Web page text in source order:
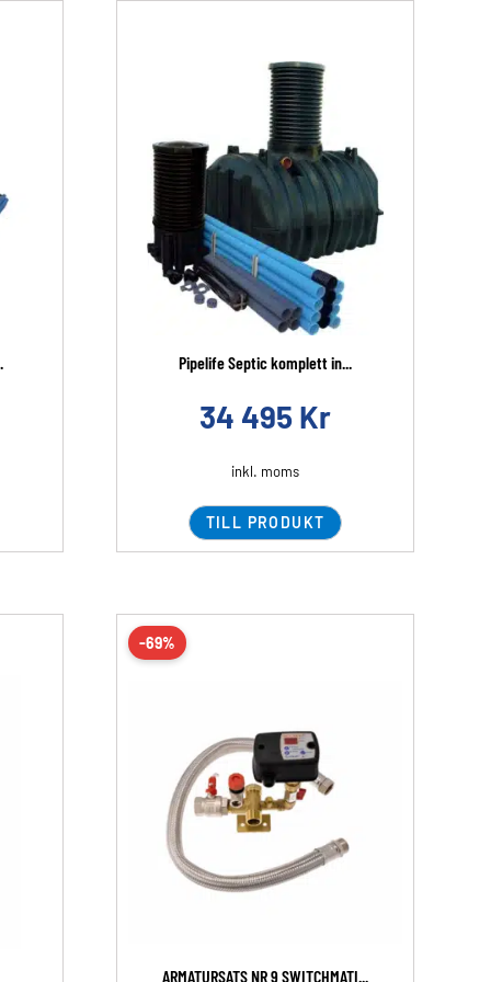
Pipelife Septic komplett in...
34 495 Kr
inkl. moms
TILL PRODUKT
-69%
ARMATURSATS NR 9 SWITCHMATI...